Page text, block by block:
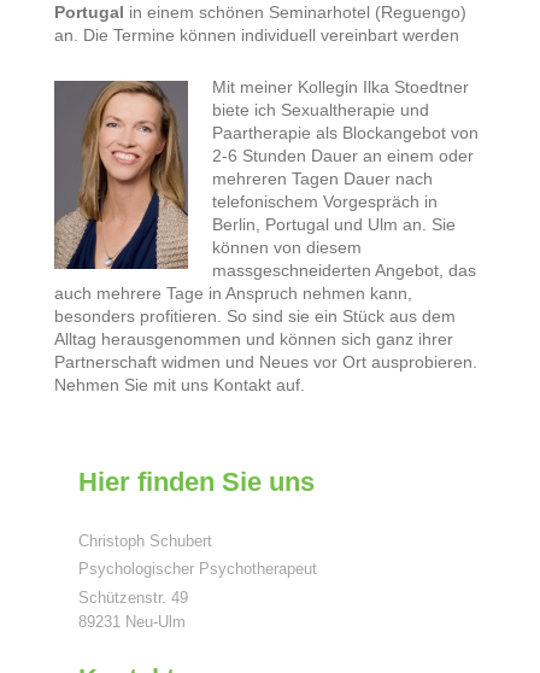
Portugal in einem schönen Seminarhotel (Reguengo)
an. Die Termine können individuell vereinbart werden
Mit meiner Kollegin Ilka Stoedtner
biete ich Sexualtherapie und
Paartherapie als Blockangebot von
2-6 Stunden Dauer an einem oder
mehreren Tagen Dauer nach
telefonischem Vorgespräch in
Berlin, Portugal und Ulm an. Sie
können von diesem
massgeschneiderten Angebot, das
auch mehrere Tage in Anspruch nehmen kann,
besonders profitieren. So sind sie ein Stück aus dem
Alltag herausgenommen und können sich ganz ihrer
Partnerschaft widmen und Neues vor Ort ausprobieren.
Nehmen Sie mit uns Kontakt auf.
Hier finden Sie uns
Christoph Schubert
Psychologischer Psychotherapeut
Schützenstr. 49
89231 Neu-Ulm